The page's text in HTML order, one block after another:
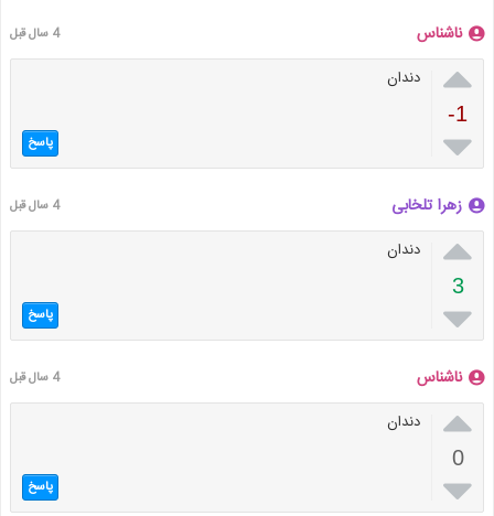
ناشناس 4 سال قبل

-1

دندان
پاسخ
زهرا تلخابی 4 سال قبل

3

دندان
پاسخ
ناشناس 4 سال قبل

0

دندان
پاسخ